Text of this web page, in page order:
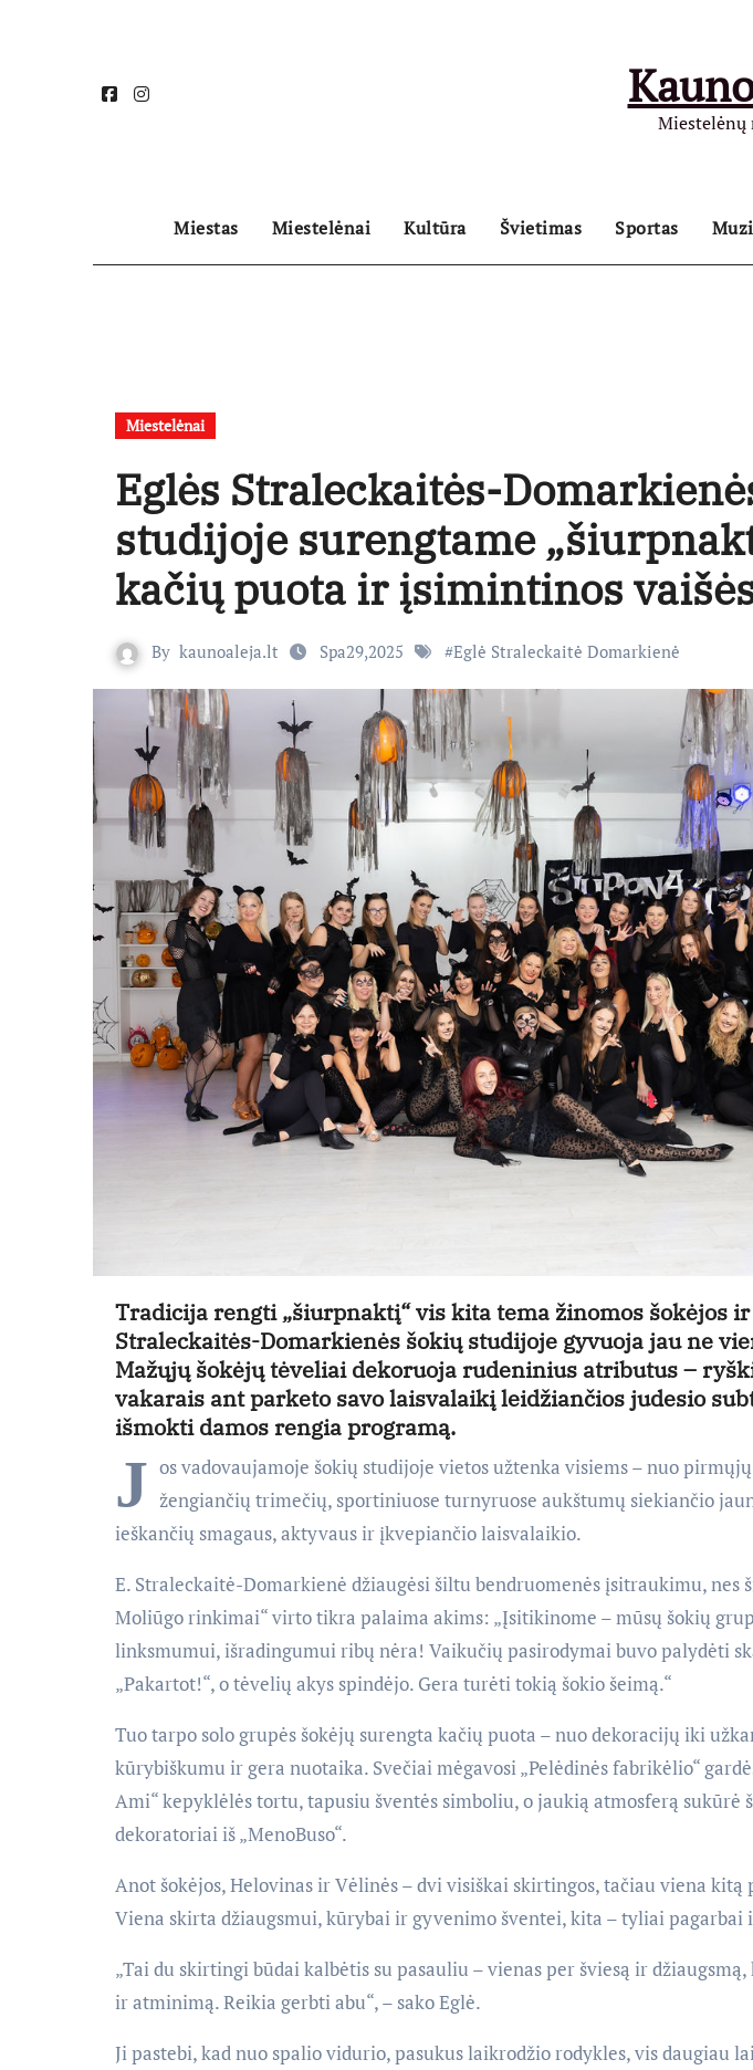
Miestelėnų
Miestas Miestelėnai Kultūra Švietimas Sportas
Miestelėnai
Eglės Straleckaitės-
studijoje surengtame
kačių puota ir įsimintinos
By kaunoaleja.lt Spa29,2025 #Eglė Straleckaitė Domarkienė
Tradicija rengti „šiurpnaktį“ vis kita tema žinomos šokėjos
Straleckaitės-Domarkienės šokių studijoje gyvuoja jau ne
Mažųjų šokėjų tėveliai dekoruoja rudeninius atributus –
vakarais ant parketo savo laisvalaikį leidžiančios judesio
išmokti damos rengia programą.
J os vadovaujamoje šokių studijoje vietos užtenka visiems – nuo
žengiančių trimečių, sportiniuose turnyruose aukštumų siekiančio
ieškančių smagaus, aktyvaus ir įkvepiančio laisvalaikio.
E. Straleckaitė-Domarkienė džiaugėsi šiltu bendruomenės įsitraukimu, nes
Moliūgo rinkimai“ virto tikra palaima akims: „Įsitikinome – mūsų šokių
linksmumui, išradingumui ribų nėra! Vaikučių pasirodymai buvo palydėti
„Pakartot!“, o tėvelių akys spindėjo. Gera turėti tokią šokio šeimą.“
Tuo tarpo solo grupės šokėjų surengta kačių puota – nuo dekoracijų iki
kūrybiškumu ir gera nuotaika. Svečiai mėgavosi „Pelėdinės fabrikėlio“
Ami“ kepyklėlės tortu, tapusiu šventės simboliu, o jaukią atmosferą
dekoratoriai iš „MenoBuso“.
Anot šokėjos, Helovinas ir Vėlinės – dvi visiškai skirtingos, tačiau viena kitą
Viena skirta džiaugsmui, kūrybai ir gyvenimo šventei, kita – tyliai pagarbai
„Tai du skirtingi būdai kalbėtis su pasauliu – vienas per šviesą ir
ir atminimą. Reikia gerbti abu“, – sako Eglė.
Ji pastebi, kad nuo spalio vidurio, pasukus laikrodžio rodykles, vis daugiau